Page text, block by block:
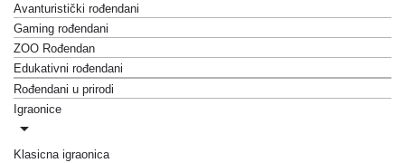
Avanturistički rođendani
Gaming rođendani
ZOO Rođendan
Edukativni rođendani
Rođendani u prirodi
Igraonice
Klasicna igraonica